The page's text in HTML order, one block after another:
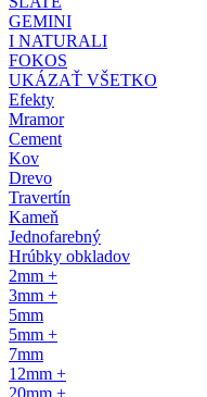
GEMINI
I NATURALI
FOKOS
UKÁZAŤ VŠETKO
Efekty
Mramor
Cement
Kov
Drevo
Travertín
Kameň
Jednofarebný
Hrúbky obkladov
2mm +
3mm +
5mm
5mm +
7mm
12mm +
20mm +